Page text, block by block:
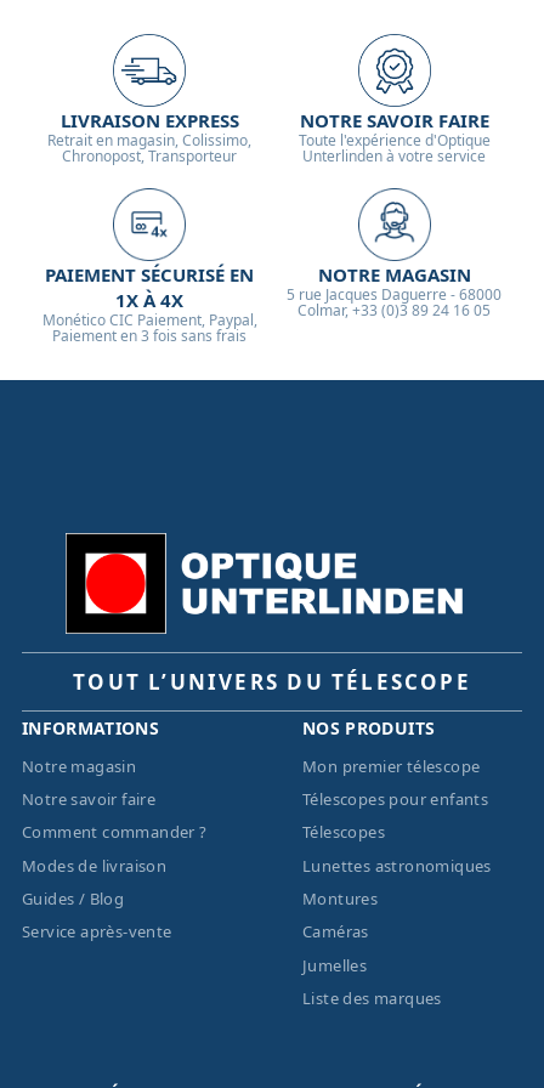
LIVRAISON EXPRESS
Retrait en magasin, Colissimo,
Chronopost, Transporteur
NOTRE SAVOIR FAIRE
Toute l'expérience d'Optique
Unterlinden à votre service
PAIEMENT SÉCURISÉ EN
1X À 4X
Monético CIC Paiement, Paypal,
Paiement en 3 fois sans frais
NOTRE MAGASIN
5 rue Jacques Daguerre - 68000
Colmar, +33 (0)3 89 24 16 05
TOUT L’UNIVERS DU TÉLESCOPE
INFORMATIONS
Notre magasin
Notre savoir faire
Comment commander ?
Modes de livraison
Guides / Blog
Service après-vente
NOS PRODUITS
Mon premier télescope
Télescopes pour enfants
Télescopes
Lunettes astronomiques
Montures
Caméras
Jumelles
Liste des marques